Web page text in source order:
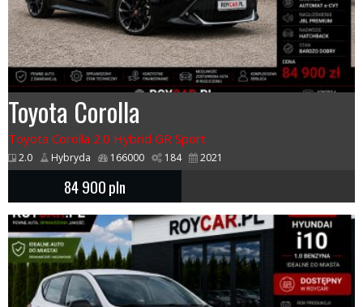
Toyota Corolla
Toyota Corolla 2.0 Hybrid GR Sport
2.0 Hybryda 166000 184 2021
84 900pln